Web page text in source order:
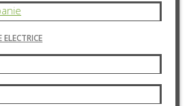
ELECTRICE